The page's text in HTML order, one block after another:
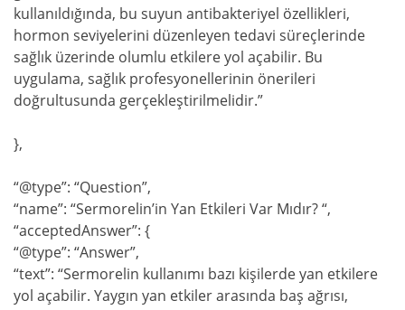
kullanıldığında, bu suyun antibakteriyel özellikleri,
hormon seviyelerini düzenleyen tedavi süreçlerinde
sağlık üzerinde olumlu etkilere yol açabilir. Bu
uygulama, sağlık profesyonellerinin önerileri
doğrultusunda gerçekleştirilmelidir.”
},
“@type”: “Question”,
“name”: “Sermorelin’in Yan Etkileri Var Mıdır? “,
“acceptedAnswer”: {
“@type”: “Answer”,
“text”: “Sermorelin kullanımı bazı kişilerde yan etkilere
yol açabilir. Yaygın yan etkiler arasında baş ağrısı,